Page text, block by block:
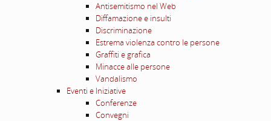
Antisemitismo nel Web
Diffamazione e insulti
Discriminazione
Estrema violenza contro le persone
Graffiti e grafica
Minacce alle persone
Vandalismo
Eventi e Iniziative
Conferenze
Convegni